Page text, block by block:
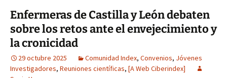
Enfermeras de Castilla y León debaten
sobre los retos ante el envejecimiento y
la cronicidad
29 octubre 2025 Comunidad Index, Convenios, Jóvenes
Investigadores, Reuniones científicas, [A Web Ciberindex]